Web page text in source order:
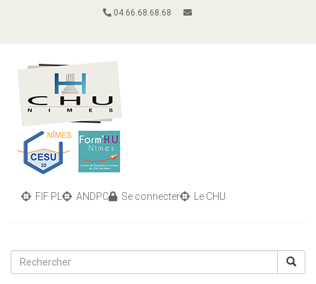
04.66.68.68.68
FIF PL ANDPC Se connecter Le CHU
Toggle